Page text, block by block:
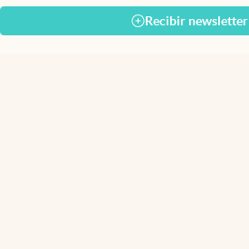
Recibir newsletter